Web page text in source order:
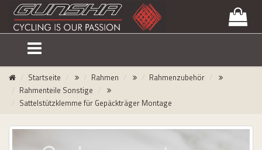
Startseite Rahmen
Rahmenzubehör
Rahmenteile Sonstige
Sattelstützklemme für Gepäckträger Montage